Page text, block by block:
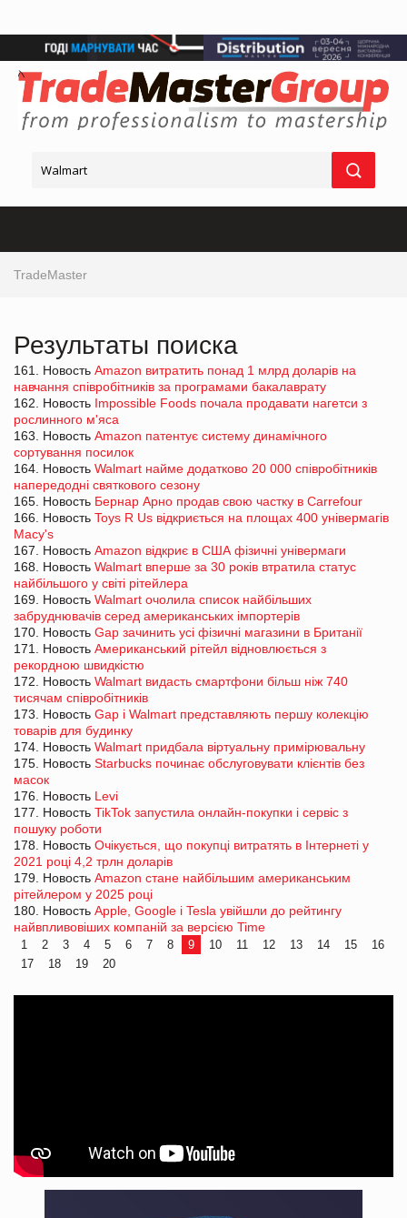
TradeMaster
Результаты поиска
161. Новость Amazon витратить понад 1 млрд доларів на
навчання співробітників за програмами бакалаврату
162. Новость Impossible Foods почала продавати нагетси з
рослинного м'яса
163. Новость Amazon патентує систему динамічного
сортування посилок
164. Новость Walmart найме додатково 20 000 співробітників
напередодні святкового сезону
165. Новость Бернар Арно продав свою частку в Carrefour
166. Новость Toys R Us відкриється на площах 400 універмагів
Macy's
167. Новость Amazon відкриє в США фізичні універмаги
168. Новость Walmart вперше за 30 років втратила статус
найбільшого у світі рітейлера
169. Новость Walmart очолила список найбільших
забруднювачів серед американських імпортерів
170. Новость Gap зачинить усі фізичні магазини в Британії
171. Новость Американський рітейл відновлюється з
рекордною швидкістю
172. Новость Walmart видасть смартфони більш ніж 740
тисячам співробітників
173. Новость Gap і Walmart представляють першу колекцію
товарів для будинку
174. Новость Walmart придбала віртуальну примірювальну
175. Новость Starbucks починає обслуговувати клієнтів без
масок
176. Новость Levi
177. Новость TikTok запустила онлайн-покупки і сервіс з
пошуку роботи
178. Новость Очікується, що покупці витратять в Інтернеті у
2021 році 4,2 трлн доларів
179. Новость Amazon стане найбільшим американським
рітейлером у 2025 році
180. Новость Apple, Google і Tesla увійшли до рейтингу
найвпливовіших компаній за версією Time
1 2 3 4 5 6 7 8 9 10 11 12 13 14 15
16
17
18 19 20